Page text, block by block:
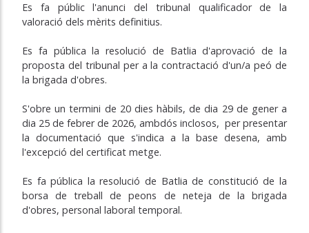
Es fa públic l'anunci del tribunal qualificador de la
valoració dels mèrits definitius.
Es fa pública la resolució de Batlia d'aprovació de la
proposta del tribunal per a la contractació d'un/a peó de
la brigada d'obres.
S'obre un termini de 20 dies hàbils, de dia 29 de gener a
dia 25 de febrer de 2026, ambdós inclosos, per presentar
la documentació que s'indica a la base desena, amb
l'excepció del certificat metge.
Es fa pública la resolució de Batlia de constitució de la
borsa de treball de peons de neteja de la brigada
d'obres, personal laboral temporal.